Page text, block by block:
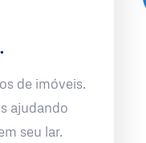
de imóveis.
ajudando
seu lar.